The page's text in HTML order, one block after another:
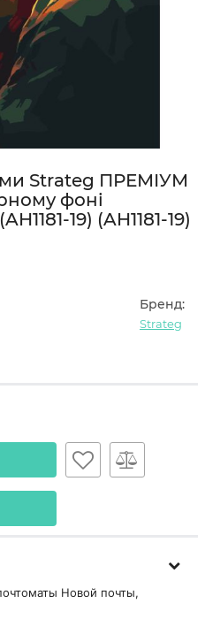
Strateg ПРЕМІУМ
фоні
19) (AH1181-19)
Бренд:
Strateg
Новой почты,